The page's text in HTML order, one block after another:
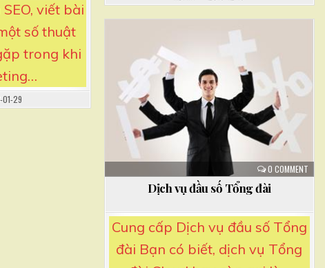
viết bài
số thuật
trong khi
01-29
0 COMMENT
Posted
in
Dịch vụ đầu số Tổng đài
Cung cấp Dịch vụ đầu số Tổng
đài Bạn có biết, dịch vụ Tổng